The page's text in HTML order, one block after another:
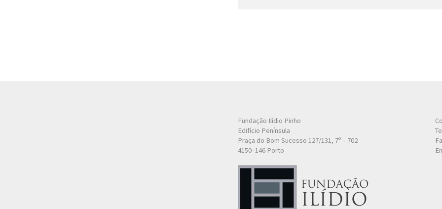
Fundação Ilídio Pinho
Edifício Península
Praça do Bom Sucesso 127/131, 7º – 702
4150–146 Porto